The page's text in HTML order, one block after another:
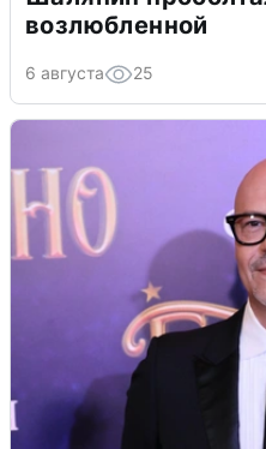
возлюбленной
6 августа 25